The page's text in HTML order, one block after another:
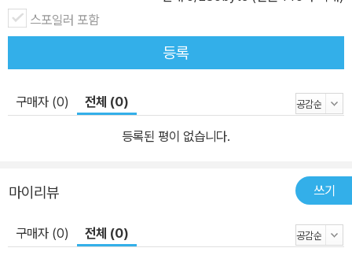
스포일러 포함
등록
구매자 (0) 전체 (0)
등록된 평이 없습니다.
마이리뷰 쓰기
구매자 (0) 전체 (0)